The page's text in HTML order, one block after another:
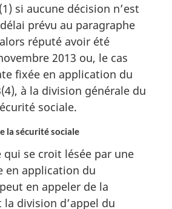
si aucune décision n’est
prévu au paragraphe
réputé avoir été
2013 ou, le cas
fixée en application du
à la division générale du
sociale.
la sécurité sociale
qui se croit lésée par une
en application du
en appeler de la
division d’appel du